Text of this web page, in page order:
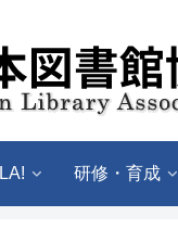
研修・育成